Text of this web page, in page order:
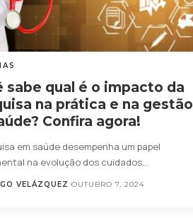
sabe qual é o impacto da
na prática e na gestão
Confira agora!
em saúde desempenha um papel
na evolução dos cuidados…
VELÁZQUEZ OUTUBRO 7, 2024